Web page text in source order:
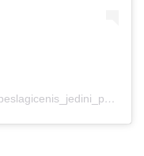
A post shared by Enis Bešlagić🎭 (@beslagicenis_jedini_pravi)